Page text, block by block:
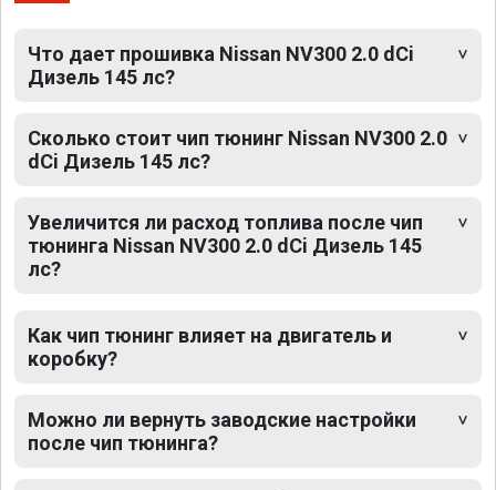
Что дает прошивка Nissan NV300 2.0 dCi
Дизель 145 лс?
Сколько стоит чип тюнинг Nissan NV300 2.0
dCi Дизель 145 лс?
Увеличится ли расход топлива после чип
тюнинга Nissan NV300 2.0 dCi Дизель 145
лс?
Как чип тюнинг влияет на двигатель и
коробку?
Можно ли вернуть заводские настройки
после чип тюнинга?